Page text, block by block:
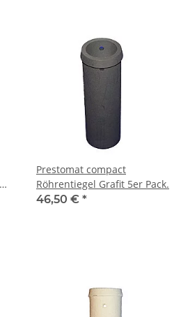
Prestomat compact
Röhrentiegel Grafit 5er Pack.
46,50 € *